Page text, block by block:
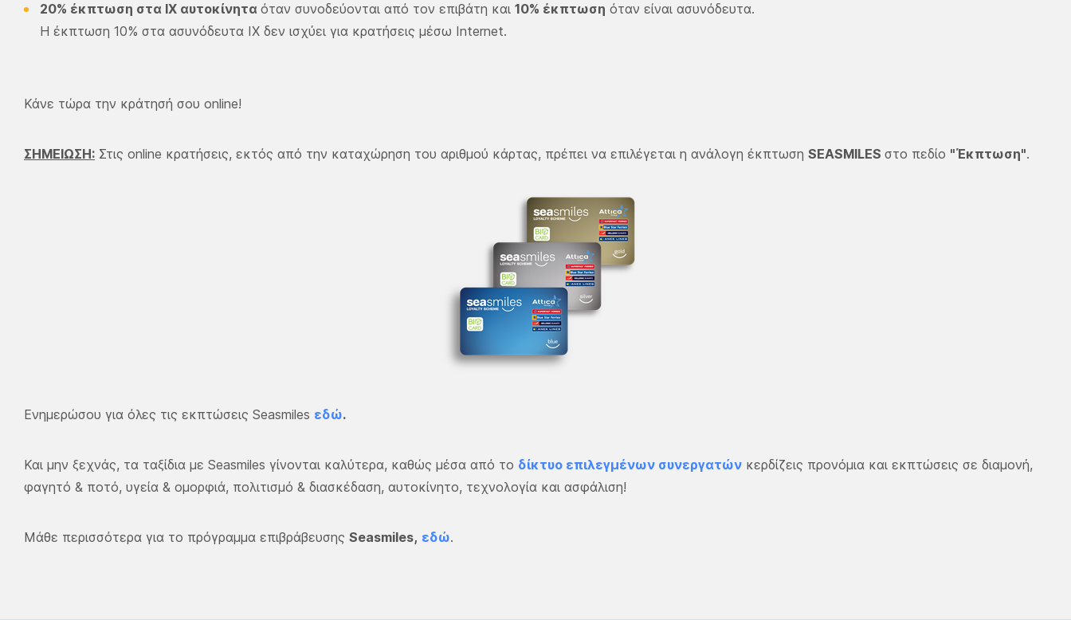
20% έκπτωση στα ΙΧ αυτοκίνητα όταν συνοδεύονται από τον επιβάτη και 10% έκπτωση όταν είναι ασυνόδευτα.
Η έκπτωση 10% στα ασυνόδευτα ΙΧ δεν ισχύει για κρατήσεις μέσω Internet.
Κάνε τώρα την κράτησή σου online!
ΣΗΜΕΙΩΣΗ: Στις online κρατήσεις, εκτός από την καταχώρηση του αριθμού κάρτας, πρέπει να επιλέγεται η ανάλογη έκπτωση SEASMILES στο πεδίο "Έκπτωση".
Ενημερώσου για όλες τις εκπτώσεις Seasmiles εδώ.
Και μην ξεχνάς, τα ταξίδια με Seasmiles γίνονται καλύτερα, καθώς μέσα από το δίκτυο επιλεγμένων συνεργατών κερδίζεις προνόμια και εκπτώσεις σε διαμονή,
φαγητό & ποτό, υγεία & ομορφιά, πολιτισμό & διασκέδαση, αυτοκίνητο, τεχνολογία και ασφάλιση!
Μάθε περισσότερα για το πρόγραμμα επιβράβευσης Seasmiles, εδώ.